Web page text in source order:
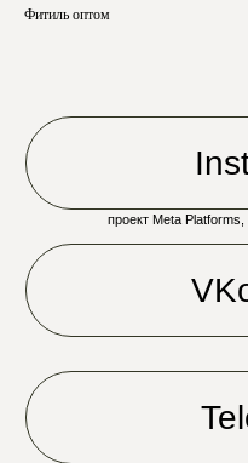
Фитиль оптом